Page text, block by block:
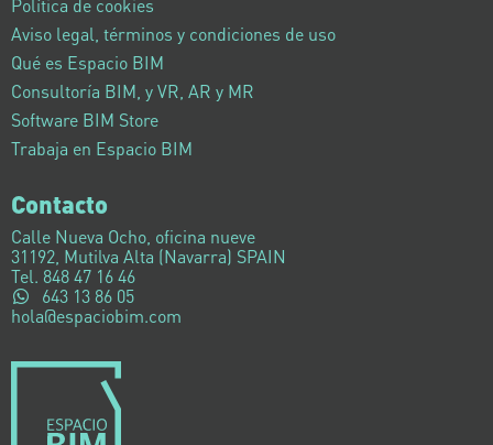
Aviso legal, términos y condiciones de uso
Qué es Espacio BIM
Consultoría BIM, y VR, AR y MR
Software BIM Store
Trabaja en Espacio BIM
Contacto
Calle Nueva Ocho, oficina nueve
31192, Mutilva Alta (Navarra) SPAIN
Tel. 848 47 16 46
643 13 86 05
hola@espaciobim.com